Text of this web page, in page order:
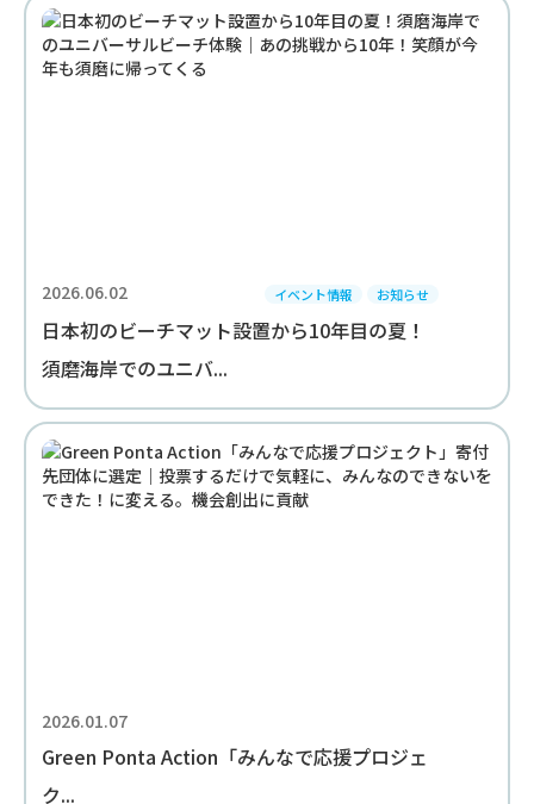
2026.06.02 イベント情報 お知らせ
日本初のビーチマット設置から10年目の夏！
須磨海岸でのユニバ...
2026.01.07
Green Ponta Action「みんなで応援プロジェ
ク...